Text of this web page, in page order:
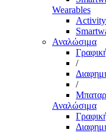
Wearables
Αναλώσιμα
/
/
Αναλώσιμα